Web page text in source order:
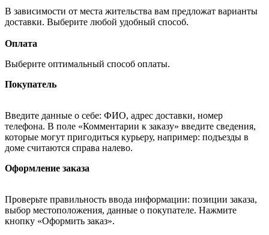
В зависимости от места жительства вам предложат варианты
доставки. Выберите любой удобный способ.
Оплата
Выберите оптимальный способ оплаты.
Покупатель
Введите данные о себе: ФИО, адрес доставки, номер
телефона. В поле «Комментарии к заказу» введите сведения,
которые могут пригодиться курьеру, например: подъезды в
доме считаются справа налево.
Оформление заказа
Проверьте правильность ввода информации: позиции заказа,
выбор местоположения, данные о покупателе. Нажмите
кнопку «Оформить заказ».